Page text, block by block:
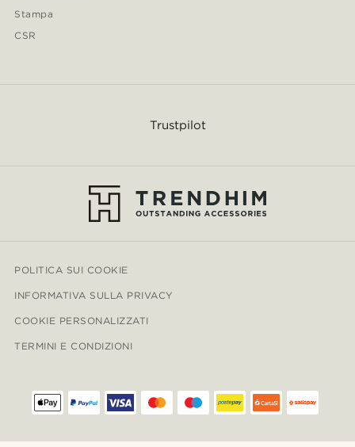
Stampa
CSR
Trustpilot
POLITICA SUI COOKIE
INFORMATIVA SULLA PRIVACY
COOKIE PERSONALIZZATI
TERMINI E CONDIZIONI